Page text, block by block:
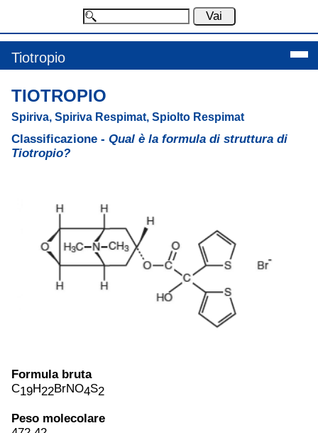
Tiotropio
TIOTROPIO
Spiriva, Spiriva Respimat, Spiolto Respimat
Classificazione - Qual è la formula di struttura di
Tiotropio?
Formula bruta
C19H22BrNO4S2
Peso molecolare